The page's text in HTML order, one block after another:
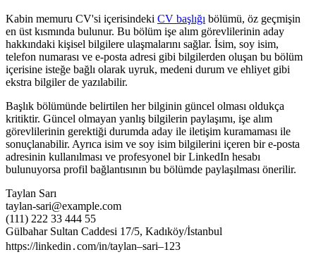
Kabin memuru CV'si içerisindeki CV başlığı bölümü, öz geçmişin
en üst kısmında bulunur. Bu bölüm işe alım görevlilerinin aday
hakkındaki kişisel bilgilere ulaşmalarını sağlar. İsim, soy isim,
telefon numarası ve e-posta adresi gibi bilgilerden oluşan bu bölüm
içerisine isteğe bağlı olarak uyruk, medeni durum ve ehliyet gibi
ekstra bilgiler de yazılabilir.
Başlık bölümünde belirtilen her bilginin güncel olması oldukça
kritiktir. Güncel olmayan yanlış bilgilerin paylaşımı, işe alım
görevlilerinin gerektiği durumda aday ile iletişim kuramaması ile
sonuçlanabilir. Ayrıca isim ve soy isim bilgilerini içeren bir e-posta
adresinin kullanılması ve profesyonel bir LinkedIn hesabı
bulunuyorsa profil bağlantısının bu bölümde paylaşılması önerilir.
Taylan Sarı
taylan-sari@example.com
(111) 222 33 444 55
Gülbahar Sultan Caddesi 17/5, Kadıköy/İstanbul
https://linkedin․com/in/taylan–sari–123